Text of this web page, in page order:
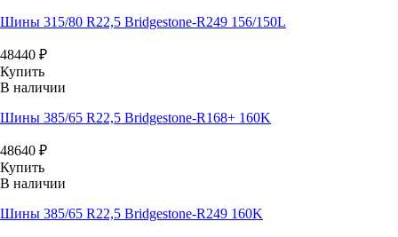
Шины 315/80 R22,5 Bridgestone-R249 156/150L
48440 ₽
Купить
В наличии
Шины 385/65 R22,5 Bridgestone-R168+ 160K
48640 ₽
Купить
В наличии
Шины 385/65 R22,5 Bridgestone-R249 160K